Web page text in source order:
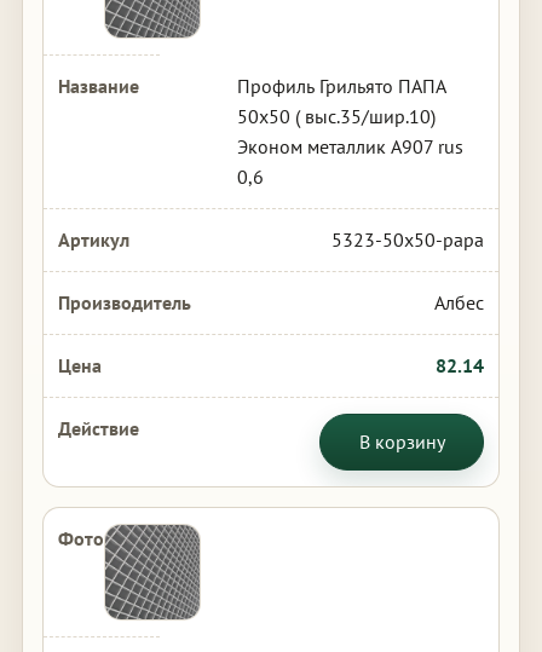
Профиль Грильято ПАПА
50х50 ( выс.35/шир.10)
Эконом металлик А907 rus
0,6
5323-50x50-papa
Албес
82.14
В корзину